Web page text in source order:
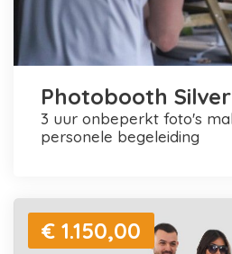
Photobooth Silver
3 uur onbeperkt foto's maken en printen +
personele begeleiding
€ 1.150,00